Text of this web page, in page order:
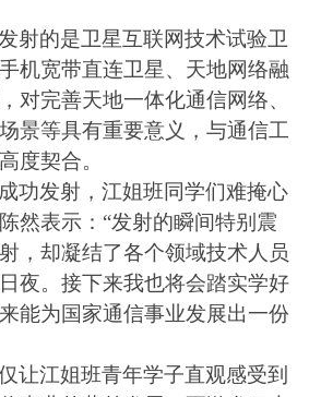
射的是卫星互联网技术试验卫
机宽带直连卫星、天地网络融
，对完善天地一体化通信网络、
景等具有重要意义，与通信工
度契合。
功发射，江姐班同学们难掩心
然表示： “发射的瞬间特别震
，却凝结了各个领域技术人员
夜。接下来我也将会踏实学好
能为国家通信事业发展出一份
让江姐班青年学子直观感受到